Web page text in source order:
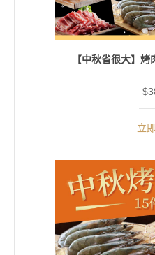
【中秋省很大】
立